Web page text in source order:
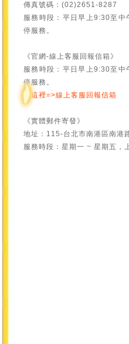
傳真號碼：(02)2651-8287
服務時段：平日早上9:30至
停服務。
《官網-線上客服回報信箱》
服務時段：平日早上9:30至
停服務。
點這裡=>線上客服回報信箱
《實體郵件寄發》
地址：115-台北市南港區南港
服務時段：星期一 ~ 星期五